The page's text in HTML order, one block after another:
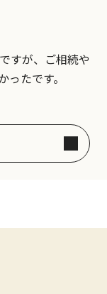
すが、ご相続や
たです。